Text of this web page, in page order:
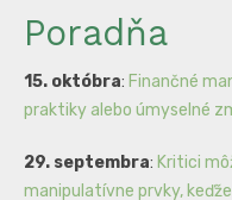
Poradňa
15. októbra: Finančné
praktiky alebo úmyselné
29. septembra: Kritici
manipulatívne prvky,